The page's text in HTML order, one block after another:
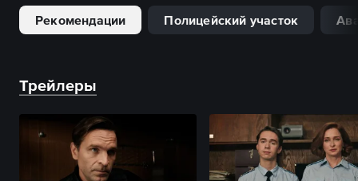
Рекомендации Полицейский участок
Трейлеры